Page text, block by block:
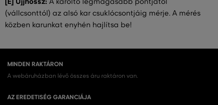
(vállcsonttól) az alsó kar csuklócsontjáig mérje. A mérés
közben karunkat enyhén hajlítsa be!
MINDEN RAKTÁRON
A webáruházban lévő összes áru raktáron van.
AZ EREDETISÉG GARANCIÁJA